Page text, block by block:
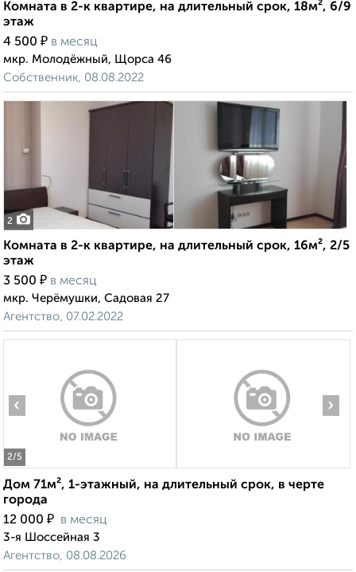
Комната в 2-к квартире, на длительный срок, 18м², 6/9
этаж
4 500 ₽ в месяц
мкр. Молодёжный, Щорса 46
Собственник, 08.08.2022
2
Комната в 2-к квартире, на длительный срок, 16м², 2/5
этаж
3 500 ₽ в месяц
мкр. Черёмушки, Садовая 27
Агентство, 07.02.2022
2/5
‹ ›
Дом 71м², 1-этажный, на длительный срок, в черте
города
12 000 ₽ в месяц
3-я Шоссейная 3
Агентство, 08.08.2026